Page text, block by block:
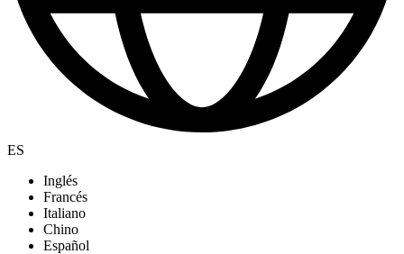
ES
Inglés
Francés
Italiano
Chino
Español